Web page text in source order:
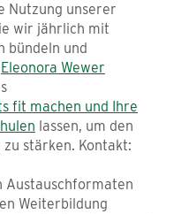
Nutzung unserer
wir jährlich mit
bündeln und
Eleonora Wewer
fit machen und Ihre
lassen, um den
stärken. Kontakt:
Austauschformaten
Weiterbildung